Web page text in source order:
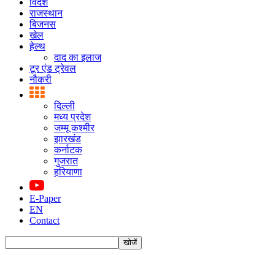
विदेश
राजस्थान
बिजनस
खेल
हेल्थ
दाद का इलाज
टूर एंड ट्रेवल
नौकरी
दिल्ली
मध्य प्रदेश
जम्मू कश्मीर
झारखंड
कर्नाटक
गुजरात
हरियाणा
E-Paper
EN
Contact